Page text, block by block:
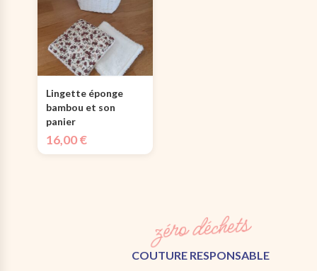
Lingette éponge
bambou et son
panier
16,00€
zéro déchets
COUTURE RESPONSABLE